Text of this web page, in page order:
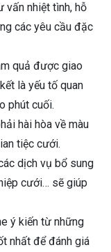
vấn nhiệt tình, hỗ
các yêu cầu đặc
quả được giao
là yếu tố quan
phút cuối.
hài hòa về màu
tiệc cưới.
dịch vụ bổ sung
cưới… sẽ giúp
ý kiến từ những
nhất để đánh giá